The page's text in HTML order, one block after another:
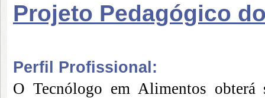
Projeto Pedagógico
Perfil Profissional:
O Tecnólogo em Alimentos obterá